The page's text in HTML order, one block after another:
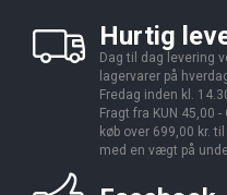
Hurtig
Dag til dag levering
lagervarer på
Fredag inden kl.
Fragt fra KUN 45,00
køb over 699,00 kr.
med en vægt på